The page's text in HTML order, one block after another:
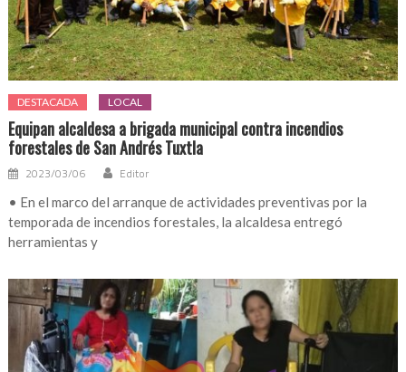
DESTACADA LOCAL
Equipan alcaldesa a brigada municipal contra incendios
forestales de San Andrés Tuxtla
2023/03/06 Editor
• En el marco del arranque de actividades preventivas por la
temporada de incendios forestales, la alcaldesa entregó
herramientas y